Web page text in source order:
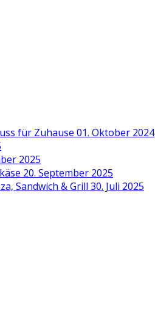
für Zuhause 01. Oktober 2024
2025
20. September 2025
Sandwich & Grill 30. Juli 2025